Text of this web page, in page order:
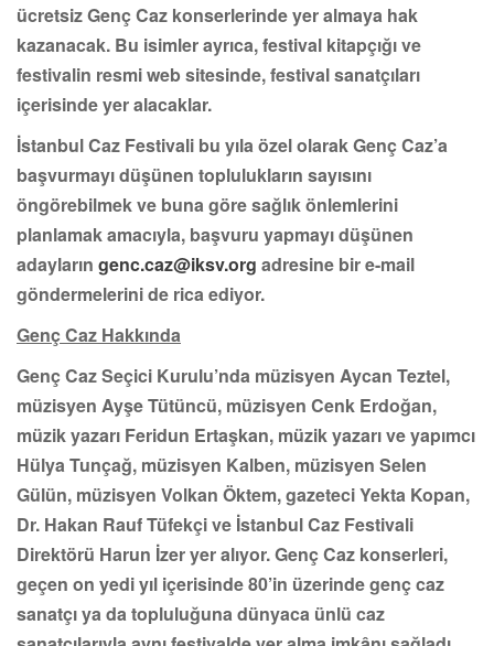
ücretsiz Genç Caz konserlerinde yer almaya hak
kazanacak. Bu isimler ayrıca, festival kitapçığı ve
festivalin resmi web sitesinde, festival sanatçıları
içerisinde yer alacaklar.
İstanbul Caz Festivali bu yıla özel olarak Genç Caz’a
başvurmayı düşünen toplulukların sayısını
öngörebilmek ve buna göre sağlık önlemlerini
planlamak amacıyla, başvuru yapmayı düşünen
adayların genc.caz@iksv.org adresine bir e-mail
göndermelerini de rica ediyor.
Genç Caz Hakkında
Genç Caz Seçici Kurulu’nda müzisyen Aycan Teztel,
müzisyen Ayşe Tütüncü, müzisyen Cenk Erdoğan,
müzik yazarı Feridun Ertaşkan, müzik yazarı ve yapımcı
Hülya Tunçağ, müzisyen Kalben, müzisyen Selen
Gülün, müzisyen Volkan Öktem, gazeteci Yekta Kopan,
Dr. Hakan Rauf Tüfekçi ve İstanbul Caz Festivali
Direktörü Harun İzer yer alıyor.Genç Caz konserleri,
geçen on yedi yıl içerisinde 80’in üzerinde genç caz
sanatçı ya da topluluğuna dünyaca ünlü caz